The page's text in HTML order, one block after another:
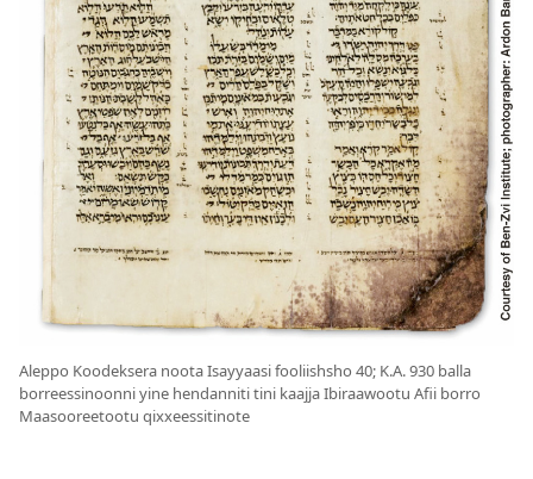
Aleppo Koodeksera noota Isayyaasifooliishsho 40; K.A. 930 balla
borreessinoonni yine hendanniti tini kaajja Ibiraawootu Afii borro
Maasooreetootu qixxeessitinote